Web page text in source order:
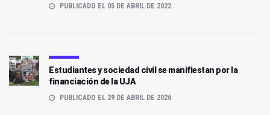
PUBLICADO EL 05 DE ABRIL DE 2022
Estudiantes y sociedad civil se manifiestan por la
financiación de la UJA
PUBLICADO EL 29 DE ABRIL DE 2026